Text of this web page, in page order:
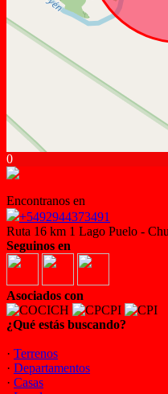
0
Encontranos en
+5492944373491
Ruta 16 km 1 Lago Puelo -
Seguinos en
Asociados con
¿Qué estás buscando?
· Terrenos
· Departamentos
· Casas